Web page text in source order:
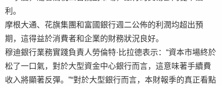
利。
摩根大通、花旗集團和富國銀行週二公佈的利潤均超出預
期，這得益於消費者和企業的財務狀況良好。
穆迪銀行業務實踐負責人勞倫特·比拉德表示：“資本市場終於
松了一口氣，對於大型資金中心銀行而言，這意味著手續費
收入將顯著反彈。”“對於大型銀行而言，本財報季的真正看點